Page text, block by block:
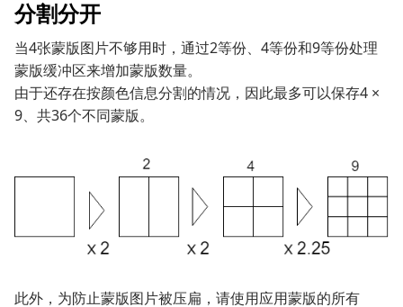
分割分开
当4张蒙版图片不够用时，通过2等份、4等份和9等份处理
蒙版缓冲区来增加蒙版数量。
由于还存在按颜色信息分割的情况，因此最多可以保存4 ×
9、共36个不同蒙版。
此外，为防止蒙版图片被压扁，请使用应用蒙版的所有